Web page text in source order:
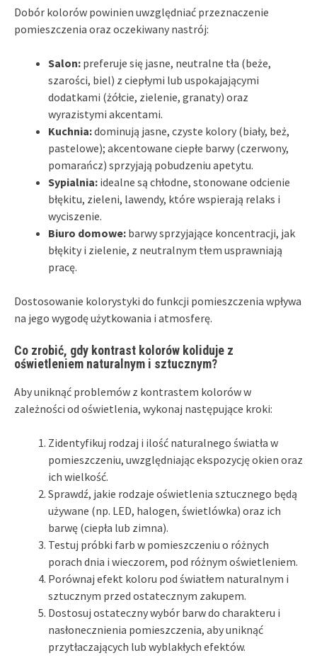
Dobór kolorów powinien uwzględniać przeznaczenie
pomieszczenia oraz oczekiwany nastrój:
Salon: preferuje się jasne, neutralne tła (beże,
szarości, biel) z ciepłymi lub uspokajającymi
dodatkami (żółcie, zielenie, granaty) oraz
wyrazistymi akcentami.
Kuchnia:dominują jasne, czyste kolory (biały, beż,
pastelowe); akcentowane ciepłe barwy (czerwony,
pomarańcz) sprzyjają pobudzeniu apetytu.
Sypialnia: idealne są chłodne, stonowane odcienie
błękitu, zieleni, lawendy, które wspierają relaks i
wyciszenie.
Biuro domowe: barwy sprzyjające koncentracji, jak
błękity i zielenie, z neutralnym tłem usprawniają
pracę.
Dostosowanie kolorystyki do funkcji pomieszczenia wpływa
na jego wygodę użytkowania i atmosferę.
Co zrobić, gdy kontrast kolorów koliduje z
oświetleniem naturalnym i sztucznym?
Aby uniknąć problemów z kontrastem kolorów w
zależności od oświetlenia, wykonaj następujące kroki:
Zidentyfikuj rodzaj i ilość naturalnego światła w
pomieszczeniu, uwzględniając ekspozycję okien oraz
ich wielkość.
Sprawdź, jakie rodzaje oświetlenia sztucznego będą
używane (np. LED, halogen, świetlówka) oraz ich
barwę (ciepła lub zimna).
Testuj próbki farb w pomieszczeniu o różnych
porach dnia i wieczorem, pod różnym oświetleniem.
Porównaj efekt koloru pod światłem naturalnym i
sztucznym przed ostatecznym zakupem.
Dostosuj ostateczny wybór barw do charakteru i
nasłonecznienia pomieszczenia, aby uniknąć
przytłaczających lub wyblakłych efektów.